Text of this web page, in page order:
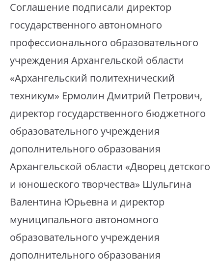
Соглашение подписали директор
государственного автономного
профессионального образовательного
учреждения Архангельской области
«Архангельский политехнический
техникум» Ермолин Дмитрий Петрович,
директор государственного бюджетного
образовательного учреждения
дополнительного образования
Архангельской области «Дворец детского
и юношеского творчества» Шульгина
Валентина Юрьевна и директор
муниципального автономного
образовательного учреждения
дополнительного образования